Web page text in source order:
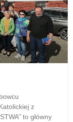
z
to główny